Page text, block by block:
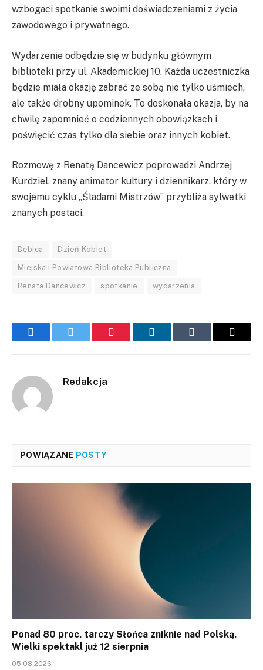
wzbogaci spotkanie swoimi doświadczeniami z życia
zawodowego i prywatnego.
Wydarzenie odbędzie się w budynku głównym
biblioteki przy ul. Akademickiej 10. Każda uczestniczka
będzie miała okazję zabrać ze sobą nie tylko uśmiech,
ale także drobny upominek. To doskonała okazja, by na
chwilę zapomnieć o codziennych obowiązkach i
poświęcić czas tylko dla siebie oraz innych kobiet.
Rozmowę z Renatą Dancewicz poprowadzi Andrzej
Kurdziel, znany animator kultury i dziennikarz, który w
swojemu cyklu „Śladami Mistrzów” przybliża sylwetki
znanych postaci.
Dębica Dzień Kobiet
Miejska i Powiatowa Biblioteka Publiczna
Renata Dancewicz spotkanie wydarzenia
FacebookTwitter Pinterest LinkedInTumblr Email
Redakcja
POWIĄZANE POSTY
Ponad 80 proc. tarczy Słońca zniknie nad Polską.
Wielki spektakl już 12 sierpnia
05.08.2026